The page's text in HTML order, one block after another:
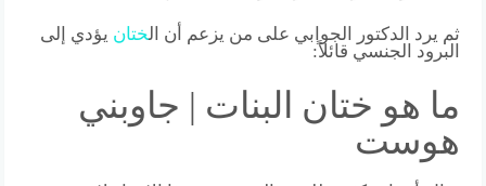
ثم يرد الدكتور الجوابي على من يزعم أن الختان يؤدي إلى
البرود الجنسي قائلاً:
ما هو ختان البنات | جاوبني
هوست